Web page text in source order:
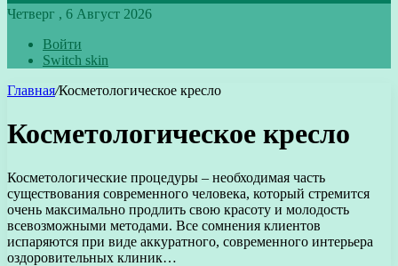
Четверг , 6 Август 2026
Войти
Switch skin
Главная/Косметологическое кресло
Косметологическое кресло
Косметологические процедуры – необходимая часть
существования современного человека, который стремится
очень максимально продлить свою красоту и молодость
всевозможными методами. Все сомнения клиентов
испаряются при виде аккуратного, современного интерьера
оздоровительных клиник…